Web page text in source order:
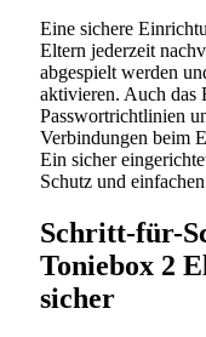
Eine sichere
Eltern jederzeit
abgespielt werden
aktivieren. Auch das
Passwortrichtlinien
Verbindungen beim
Ein sicher
Schutz und
Schritt-für-
Toniebox 2
sicher